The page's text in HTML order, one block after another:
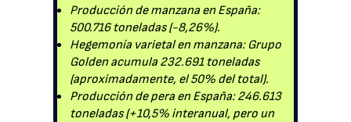
Producción de manzana en España:
500.716 toneladas (-8,26%).
Hegemonía varietal en manzana: Grupo
Golden acumula 232.691 toneladas
(aproximadamente, el 50% del total).
Producción de pera en España: 246.613
toneladas (+10,5% interanual, pero un